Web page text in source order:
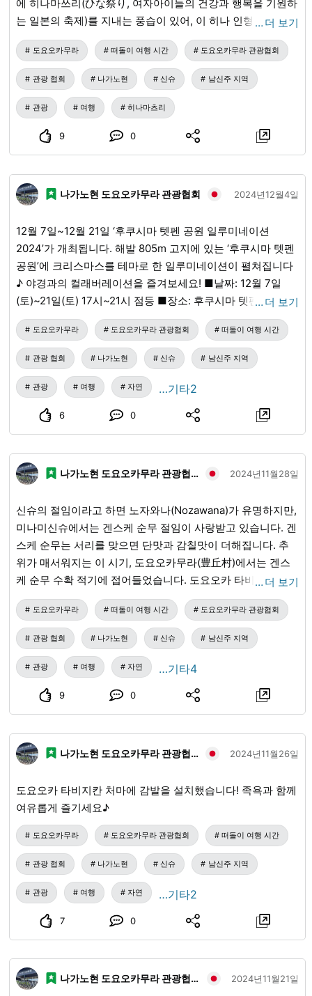
에 히나마쓰리(ひな祭り, 여자아이들의 건강과 행복을 기원하
는 일본의 축제)를 지내는 풍습이 있어, 이 히나 인형도 4월 상
순경까지 전시할 예정입니다. 미치노에키(道の駅)에 오실 때
는 꼭 감상해 보세요.
… 더 보기
도요오카무라 떠돌이 여행 시간 도요오카무라 관광협회
관광 협회 나가노현 신슈 남신주 지역
관광 여행 히나마츠리
9 0
나가노현 도요오카무라 관광협회 2024년12월4일
12월 7일~12월 21일 ‘후쿠시마 텟펜 공원 일루미네이션
2024’가 개최됩니다. 해발 805m 고지에 있는 ‘후쿠시마 텟펜
공원’에 크리스마스를 테마로 한 일루미네이션이 펼쳐집니다
♪ 야경과의 컬래버레이션을 즐겨보세요! ■날짜: 12월 7일
(토)~21일(토) 17시~21시 점등 ■장소: 후쿠시마 텟펜 공원 주
최: 후쿠시마 텟펜 공원 이벤트 실행위원회
… 더 보기
도요오카무라 도요오카무라 관광협회 떠돌이 여행 시간
관광 협회 나가노현 신슈 남신주 지역
관광 여행 자연 …기타2
6 0
나가노현 도요오카무라 관광협회 2024년11월28일
신슈의 절임이라고 하면 노자와나(Nozawana)가 유명하지만,
미나미신슈에서는 겐스케 순무 절임이 사랑받고 있습니다. 겐
스케 순무는 서리를 맞으면 단맛과 감칠맛이 더해집니다. 추
위가 매서워지는 이 시기, 도요오카무라(豊丘村)에서는 겐스
케 순무 수확 적기에 접어들었습니다. 도요오카 타비지칸(도
요오카 여행 시간)에서는 겐스케 순무 수확 체험을 제공하고
있습니다. 절임 레시피도 드립니다. 체험에 대한 자세한 내용
은 도요오카 타비지칸 홈페이지를 참조하십시오. 실시 시기는
'11월 25일~12월 20일경까지'로 예정하고 있습니다(소진되는
대로 종료).
… 더 보기
도요오카무라 떠돌이 여행 시간 도요오카무라 관광협회
관광 협회 나가노현 신슈 남신주 지역
관광 여행 자연 …기타4
9 0
나가노현 도요오카무라 관광협회 2024년11월26일
도요오카 타비지칸 처마에 감발을 설치했습니다! 족욕과 함께
여유롭게 즐기세요♪
도요오카무라 도요오카무라 관광협회 떠돌이 여행 시간
관광 협회 나가노현 신슈 남신주 지역
관광 여행 자연 …기타2
7 0
나가노현 도요오카무라 관광협회 2024년11월21일